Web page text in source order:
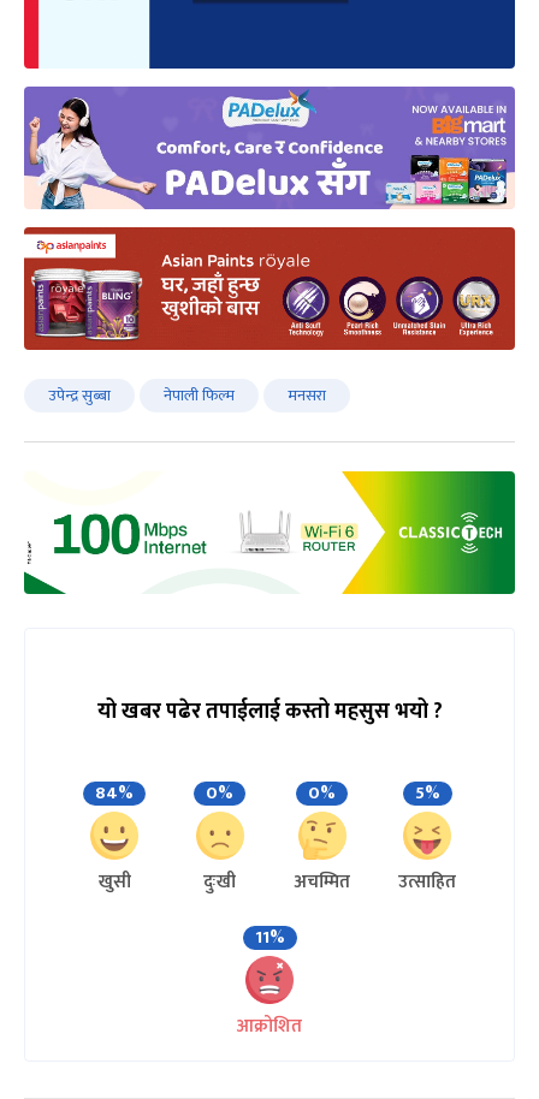
उपेन्द्र सुब्बा नेपाली फिल्म मनसरा
यो खबर पढेर तपाईलाई कस्तो महसुस भयो ?
84%
खुसी
0%
दुःखी
0%
अचम्मित
5%
उत्साहित
11%
आक्रोशित